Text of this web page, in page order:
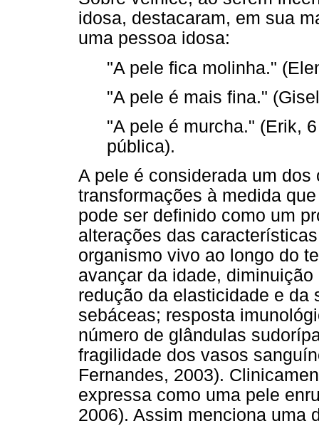
idosa, destacaram, em sua
uma pessoa idosa:
"A pele fica molinha."
"A pele é mais fina."
"A pele é murcha." (Erik,
pública).
A pele é considerada um dos
transformações à medida
pode ser definido como um
alterações das
organismo vivo ao longo do
avançar da idade,
redução da elasticidade e da
sebáceas; resposta
número de glândulas
fragilidade dos vasos
Fernandes, 2003).
expressa como uma pele
2006). Assim menciona uma